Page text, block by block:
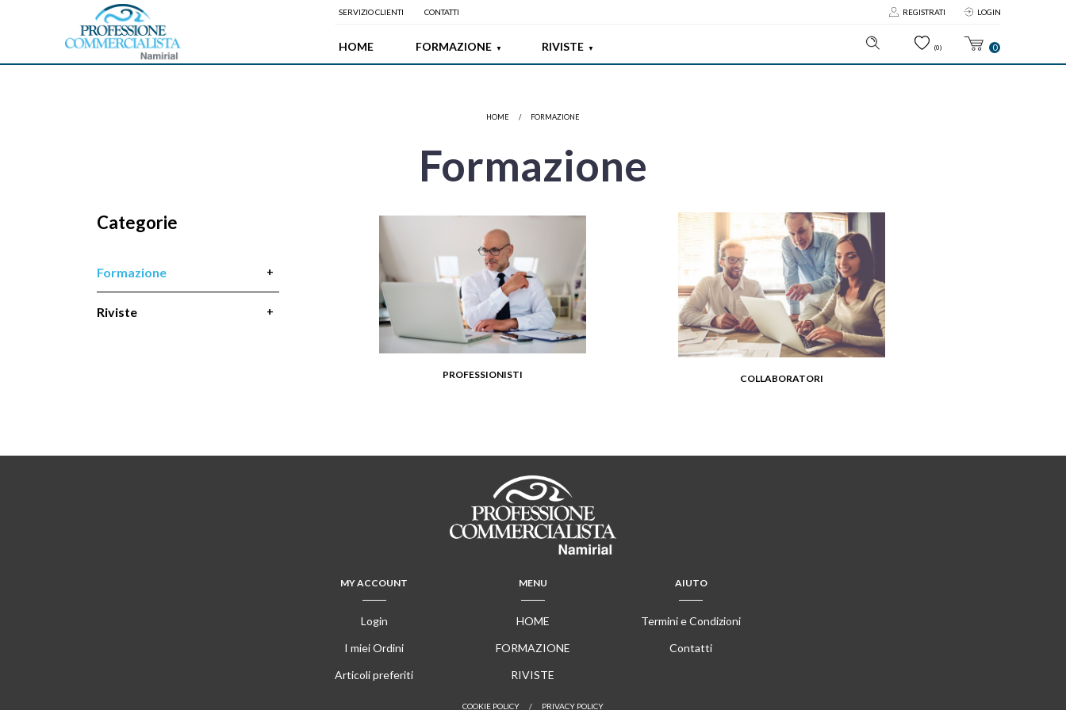
SERVIZIO CLIENTI CONTATTI REGISTRATI LOGIN
HOME FORMAZIONE RIVISTE (0) 0
HOME / FORMAZIONE
Formazione
Categorie
Formazione
Riviste
VEDI DETTAGLIO
PROFESSIONISTI
VEDI DETTAGLIO
COLLABORATORI
MY ACCOUNT
Login
I miei Ordini
Articoli preferiti
MENU
HOME
FORMAZIONE
RIVISTE
AIUTO
Termini e Condizioni
Contatti
COOKIE POLICY / PRIVACY POLICY